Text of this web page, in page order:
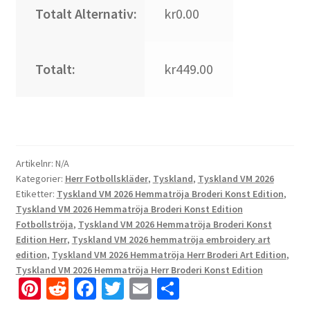
Totalt Alternativ: kr0.00
Totalt: kr449.00
Artikelnr: N/A
Kategorier: Herr Fotbollskläder, Tyskland, Tyskland VM 2026
Etiketter: Tyskland VM 2026 Hemmatröja Broderi Konst Edition,
Tyskland VM 2026 Hemmatröja Broderi Konst Edition
Fotbollströja, Tyskland VM 2026 Hemmatröja Broderi Konst
Edition Herr, Tyskland VM 2026 hemmatröja embroidery art
edition, Tyskland VM 2026 Hemmatröja Herr Broderi Art Edition,
Tyskland VM 2026 Hemmatröja Herr Broderi Konst Edition
Pi R Fa T E D